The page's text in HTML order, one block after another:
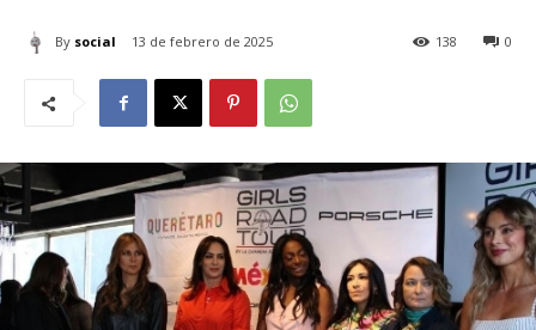
By social 13 de febrero de 2025 0
138